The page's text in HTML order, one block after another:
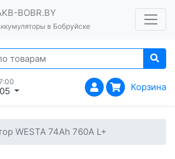
BOBR.BY
в Бобруйске
Корзина
WESTA 74Ah 760A L+